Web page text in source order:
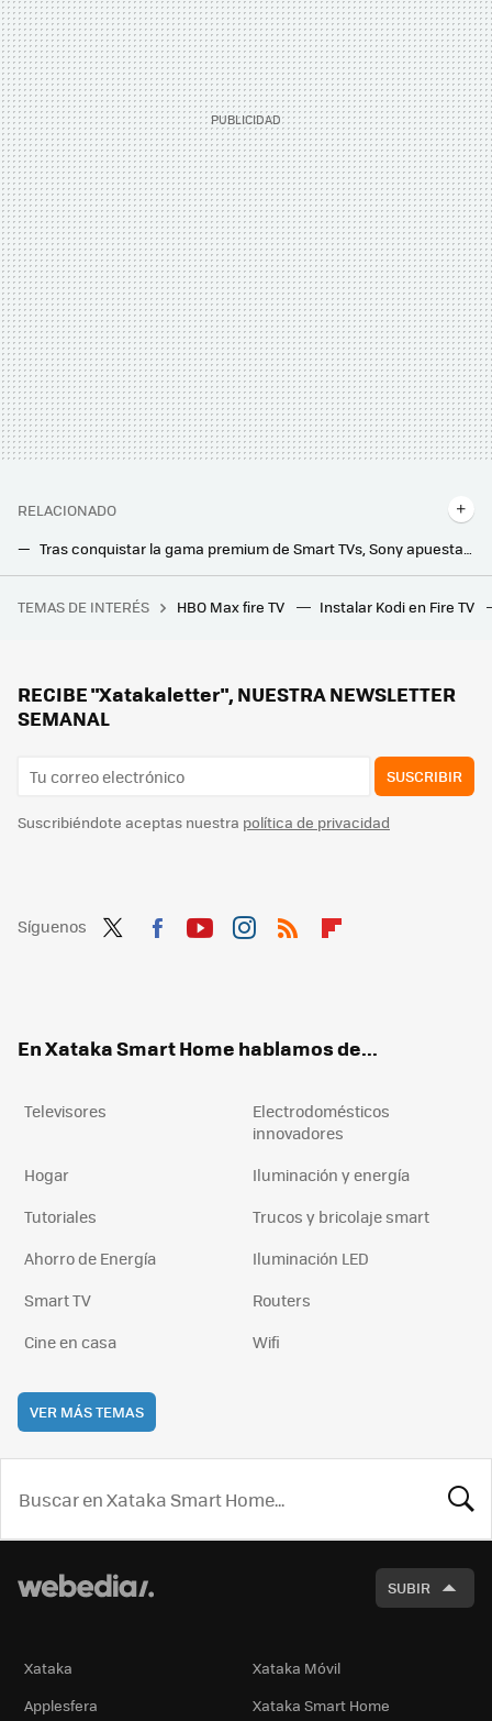
RELACIONADO
Más brillo y rendimiento: TCL muestra su nueva Smart TV C855 con tecnología MiniLED, 144 Hz y hasta 3.500 nits
Hoy en TV, una de las mejores películas de thriller psicológico de Alfred Hitchcock que batió varios récords de taquilla
TEMAS DE INTERÉS HBO Max fire TV Instalar Kodi en Fire TV
RECIBE "Xatakaletter", NUESTRA NEWSLETTER
SEMANAL
SUSCRIBIR
Suscribiéndote aceptas nuestra política de privacidad
Síguenos
En Xataka Smart Home hablamos de...
Televisores
Electrodomésticos
innovadores
Hogar
Iluminación y energía
Tutoriales
Trucos y bricolaje smart
Ahorro de Energía
Iluminación LED
Smart TV
Routers
Cine en casa
Wifi
VER MÁS TEMAS
SUBIR
Xataka
Xataka Móvil
Applesfera
Xataka Smart Home